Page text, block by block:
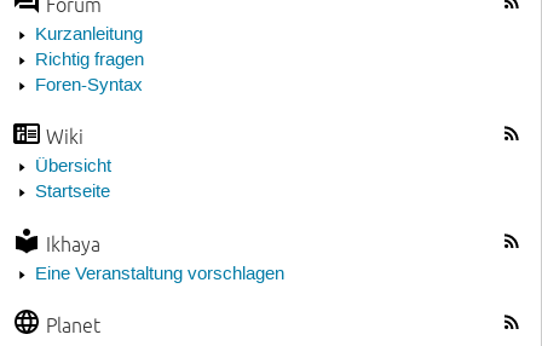
Kurzanleitung
Richtig fragen
Foren-Syntax
Wiki
Übersicht
Startseite
Ikhaya
Eine Veranstaltung vorschlagen
Planet